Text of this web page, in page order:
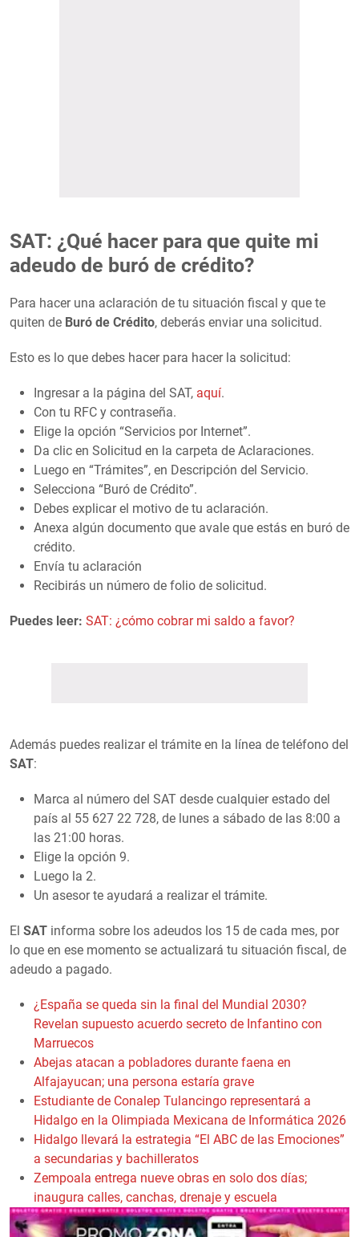
SAT: ¿Qué hacer para que quite mi
adeudo de buró de crédito?
Para hacer una aclaración de tu situación fiscal y que te
quiten de Buró de Crédito, deberás enviar una solicitud.
Esto es lo que debes hacer para hacer la solicitud:
Ingresar a la página del SAT, aquí.
Con tu RFC y contraseña.
Elige la opción “Servicios por Internet”.
Da clic en Solicitud en la carpeta de Aclaraciones.
Luego en “Trámites”, en Descripción del Servicio.
Selecciona “Buró de Crédito”.
Debes explicar el motivo de tu aclaración.
Anexa algún documento que avale que estás en buró de
crédito.
Envía tu aclaración
Recibirás un número de folio de solicitud.
Puedes leer: SAT: ¿cómo cobrar mi saldo a favor?
Además puedes realizar el trámite en la línea de teléfono del
SAT:
Marca al número del SAT desde cualquier estado del
país al 55 627 22 728, de lunes a sábado de las 8:00 a
las 21:00 horas.
Elige la opción 9.
Luego la 2.
Un asesor te ayudará a realizar el trámite.
El SAT informa sobre los adeudos los 15 de cada mes, por
lo que en ese momento se actualizará tu situación fiscal, de
adeudo a pagado.
¿España se queda sin la final del Mundial 2030?
Revelan supuesto acuerdo secreto de Infantino con
Marruecos
Abejas atacan a pobladores durante faena en
Alfajayucan; una persona estaría grave
Estudiante de Conalep Tulancingo representará a
Hidalgo en la Olimpiada Mexicana de Informática 2026
Hidalgo llevará la estrategia “El ABC de las Emociones”
a secundarias y bachilleratos
Zempoala entrega nueve obras en solo dos días;
inaugura calles, canchas, drenaje y escuela